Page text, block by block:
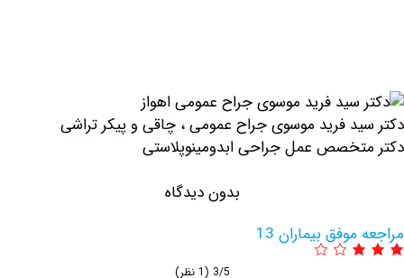
فرید موسوی جراح عمومی ، چاقی و پیکر تراشی
عمل جراحی ابدومینوپلاستی
بدون دیدگاه
بیماران 13